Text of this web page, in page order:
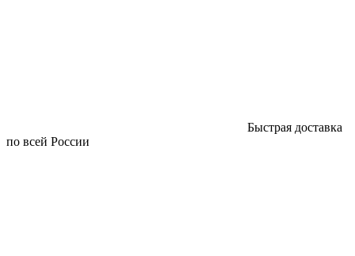
Быстрая доставка
по всей России